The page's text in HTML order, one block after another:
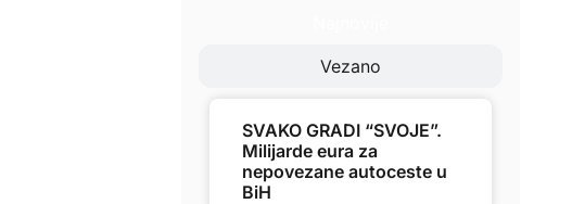
Vezano
SVAKO GRADI “SVOJE”.
Milijarde eura za
nepovezane autoceste u
BiH